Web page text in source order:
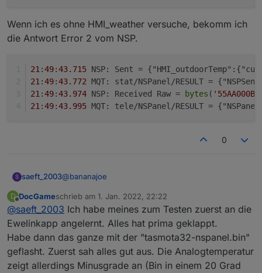
    </value>
  </block>
*/
Export:
    <field name="LOG"></field>
<field name="WITH_STATEMENT">FALSE</
    <value name="ARG0">
<field name="TEXT">znil/Tests/
    </value>
    <value name="ARG1">
<shadow type="text"
Wenn ich es ohne HMI_weather versuche, bekomm ich
die Antwort Error 2 vom NSP.
21 :49:43.715 NSP: Sent =
21 :49:43.772 MQT: stat/NSPanel/RESULT =
21 :49:43.974 NSP: Received Raw = bytes (
21 :49:43.995 MQT: tele/NSPanel/RESULT =
0
S saeft_2003@bananajoe
Ich habe noch einen weg über http gefunden. so
z.b.
Jetzt will ich hier nur die HMI-outdoorTemp setzen
und nicht HMI_weather.
D
Offline
DocGameschrieb am 1. Jan. 2022, 22:22
zuletzt editiert von
@saeft_2003 Ich habe meines zum Testen zuerst an die
Ewelinkapp angelernt. Alles hat prima geklappt.
Habe dann das ganze mit der "tasmota32-nspanel.bin"
geflasht. Zuerst sah alles gut aus. Die Analogtemperatur
zeigt allerdings Minusgrade an (Bin in einem 20 Grad